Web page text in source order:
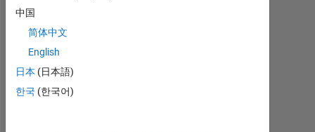
RANG
293.298
中国
简体中文
English
日本 (日本語)
한국 (한국어)